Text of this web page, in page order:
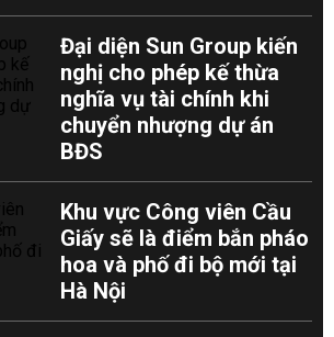
Đại diện Sun Group kiến
nghị cho phép kế thừa
nghĩa vụ tài chính khi
chuyển nhượng dự án
BĐS
Khu vực Công viên Cầu
Giấy sẽ là điểm bắn pháo
hoa và phố đi bộ mới tại
Hà Nội